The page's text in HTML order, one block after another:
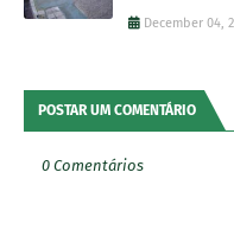
December 04,
POSTAR UM COMENTÁRIO
0 Comentários